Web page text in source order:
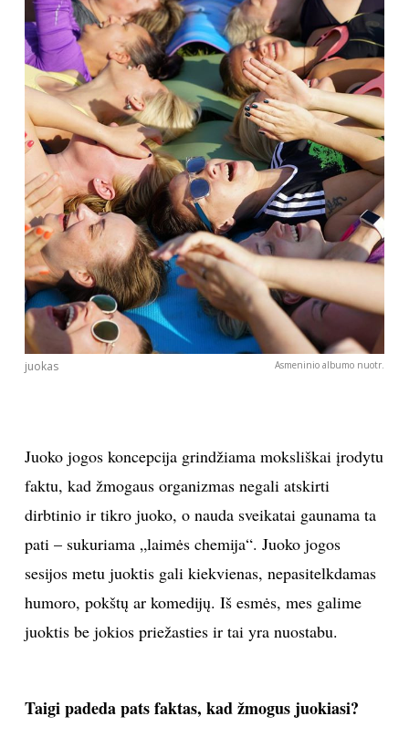
juokas Asmeninio albumo nuotr.
Juoko jogos koncepcija grindžiama moksliškai įrodytu
faktu, kad žmogaus organizmas negali atskirti
dirbtinio ir tikro juoko, o nauda sveikatai gaunama ta
pati – sukuriama „laimės chemija“. Juoko jogos
sesijos metu juoktis gali kiekvienas, nepasitelkdamas
humoro, pokštų ar komedijų. Iš esmės, mes galime
juoktis be jokios priežasties ir tai yra nuostabu.
Taigi padeda pats faktas, kad žmogus juokiasi?